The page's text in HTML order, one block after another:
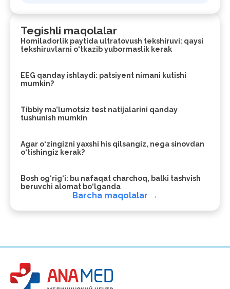
Tegishli maqolalar
Homiladorlik paytida ultratovush tekshiruvi: qaysi
tekshiruvlarni o‘tkazib yubormaslik kerak
EEG qanday ishlaydi: patsiyent nimani kutishi
mumkin?
Tibbiy ma’lumotsiz test natijalarini qanday
tushunish mumkin
Agar o‘zingizni yaxshi his qilsangiz, nega sinovdan
o‘tishingiz kerak?
Bosh og‘rig‘i: bu nafaqat charchoq, balki tashvish
beruvchi alomat bo‘lganda
Barcha maqolalar →